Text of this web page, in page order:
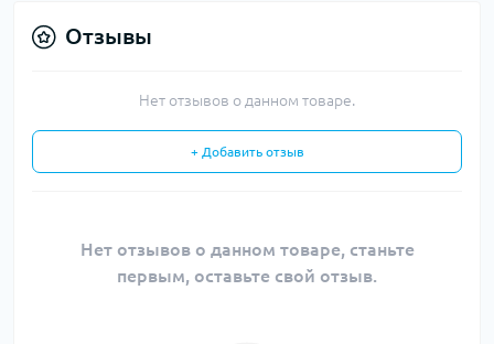
Отзывы
Нет отзывов о данном товаре.
+ Добавить отзыв
Нет отзывов о данном товаре, станьте
первым, оставьте свой отзыв.